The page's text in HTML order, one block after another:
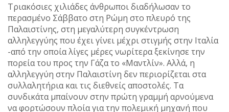
Τριακόσιες χιλιάδες άνθρωποι διαδήλωσαν το
περασμένο Σάββατο στη Ρώμη στο πλευρό της
Παλαιστίνης, στη μεγαλύτερη συγκέντρωση
αλληλεγγύης που έχει γίνει μέχρι στιγμής στην Ιταλία
-από την οποία λίγες μέρες νωρίτερα ξεκίνησε την
πορεία του προς την Γάζα το «Μαντλίν». Αλλά, η
αλληλεγγύη στην Παλαιστίνη δεν περιορίζεται στα
συλλαλητήρια και τις διεθνείς αποστολές. Τα
συνδικάτα μπαίνουν στην πρώτη γραμμή αρνούμενα
να φορτώσουν πλοία για την πολεμική μηχανή που